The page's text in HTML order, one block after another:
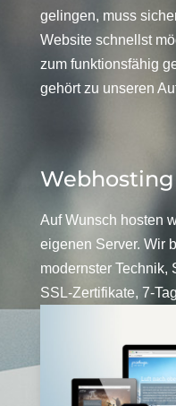
gelingen, muss
Website schnellst
zum funktionsfähig
gehört zu unseren
Webhosting
Auf Wunsch hosten
eigenen Server. Wir
modernster Technik,
SSL-Zertifikate, 7-